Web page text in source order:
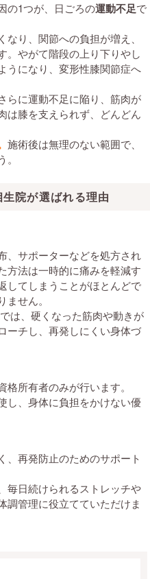
の1つが、日ごろの運動不足で
り、関節への負担が増え、
。やがて階段の上り下りやし
うになり、変形性膝関節症へ
らに運動不足に陥り、筋肉が
は膝を支えられず、どんどん
施術後は無理のない範囲で、
院が選ばれる理由
、サポーターなどを処方され
方法は一時的に痛みを軽減す
してしまうことがほとんどで
せん。
は、硬くなった筋肉や動きが
ーチし、再発しにくい身体づ
所有者のみが行います。
し、身体に負担をかけない優
、再発防止のためのサポート
毎日続けられるストレッチや
調管理に役立てていただけま